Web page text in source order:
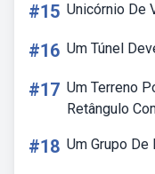
#15 Unicórnio De
#16 Um Túnel
#17 Um Terreno
Retângulo
#18 Um Grupo De